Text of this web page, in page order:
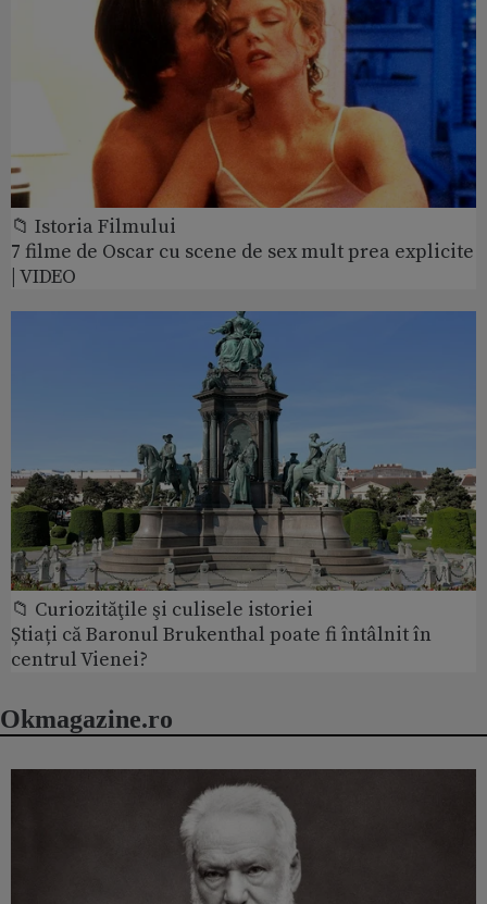
📁 Istoria Filmului
7 filme de Oscar cu scene de sex mult prea explicite
| VIDEO
📁 Curiozităţile şi culisele istoriei
Știați că Baronul Brukenthal poate fi întâlnit în
centrul Vienei?
Okmagazine.ro